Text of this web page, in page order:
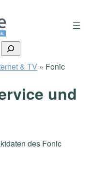
& TV » Fonic
und
des Fonic